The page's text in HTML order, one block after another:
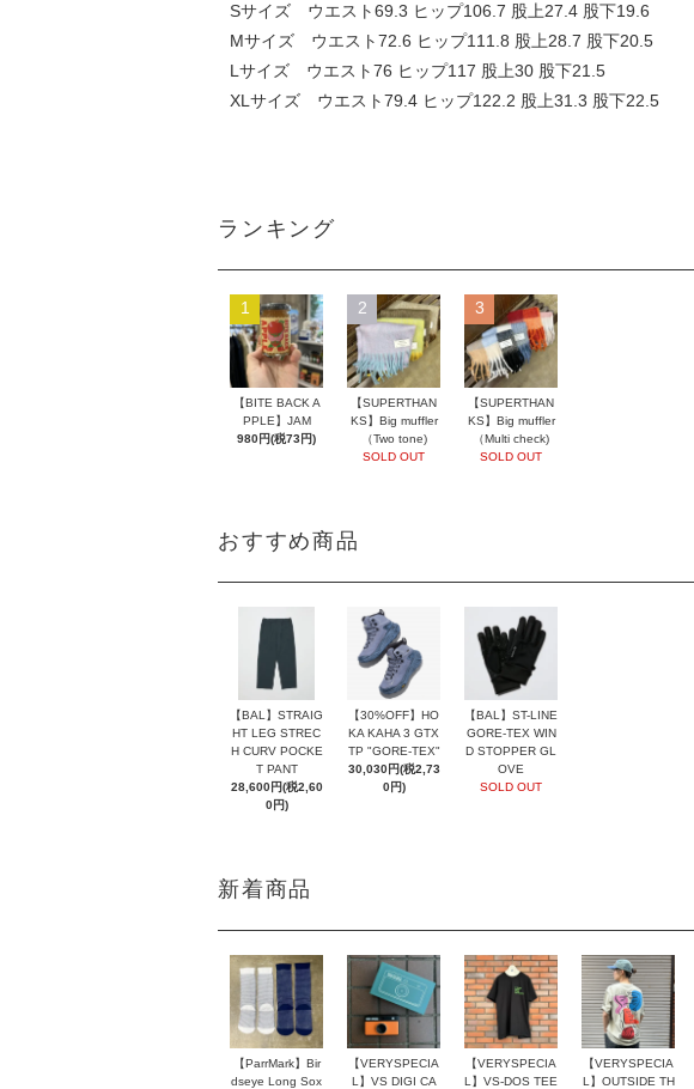
Sサイズ ウエスト69.3 ヒップ106.7 股上27.4 股下19.6
Mサイズ ウエスト72.6 ヒップ111.8 股上28.7 股下20.5
Lサイズ ウエスト76 ヒップ117 股上30 股下21.5
XLサイズ ウエスト79.4 ヒップ122.2 股上31.3 股下22.5
ランキング
1
【BITE BACK A
PPLE】JAM
980円(税73円)
2
【SUPERTHAN
KS】Big muffler
（Two tone)
SOLD OUT
3
【SUPERTHAN
KS】Big muffler
（Multi check)
SOLD OUT
おすすめ商品
【BAL】STRAIG
HT LEG STREC
H CURV POCKE
T PANT
28,600円(税2,60
0円)
【30%OFF】HO
KA KAHA 3 GTX
TP "GORE-TEX"
30,030円(税2,73
0円)
【BAL】ST-LINE
GORE-TEX WIN
D STOPPER GL
OVE
SOLD OUT
新着商品
【ParrMark】Bir
dseye Long Sox
【VERYSPECIA
L】VS DIGI CA
【VERYSPECIA
L】VS-DOS TEE
【VERYSPECIA
L】OUTSIDE TH